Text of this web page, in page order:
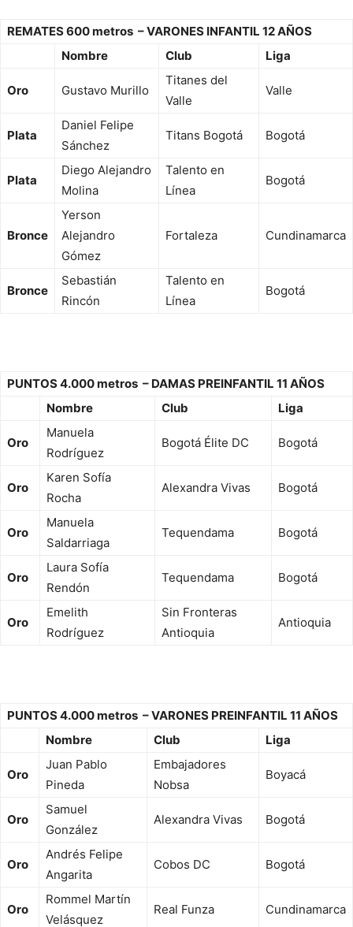
REMATES 600 metros – VARONES INFANTIL 12 AÑOS
Nombre
Club Liga
Oro Gustavo Murillo
Titanes del
Valle
Valle
Plata
Daniel Felipe
Sánchez
Titans Bogotá Bogotá
Plata
Diego Alejandro
Molina
Talento en
Línea
Bogotá
Bronce
Yerson
Alejandro
Gómez
Fortaleza Cundinamarca
Bronce
Sebastián
Rincón
Talento en
Línea
Bogotá
PUNTOS 4.000 metros – DAMAS PREINFANTIL 11 AÑOS
Nombre
Club Liga
Oro
Manuela
Rodríguez
Bogotá Élite DC Bogotá
Oro
Karen Sofía
Rocha
Alexandra Vivas Bogotá
Oro
Manuela
Saldarriaga
Tequendama Bogotá
Oro
Laura Sofía
Rendón
Tequendama Bogotá
Oro
Emelith
Rodríguez
Sin Fronteras
Antioquia
Antioquia
PUNTOS 4.000 metros – VARONES PREINFANTIL 11 AÑOS
Nombre
Club Liga
Oro
Juan Pablo
Pineda
Embajadores
Nobsa
Boyacá
Oro
Samuel
González
Alexandra Vivas Bogotá
Oro
Andrés Felipe
Angarita
Cobos DC Bogotá
Oro
Rommel Martín
Velásquez
Real Funza Cundinamarca